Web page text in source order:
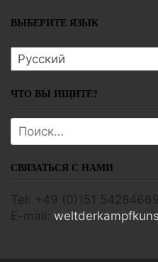
ВЫБЕРИТЕ ЯЗЫК
Выберите язык
ЧТО ВЫ ИЩИТЕ?
Поиск:
СВЯЗАТЬСЯ С НАМИ
Tel: +49 (0)151 54284669
E-mail: